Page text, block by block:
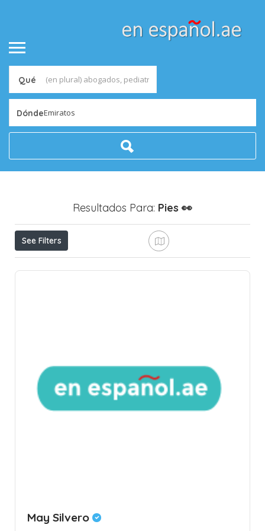
Qué
DóndeEmiratos
Resultados Para: Pies 👀
See Filters
May Silvero